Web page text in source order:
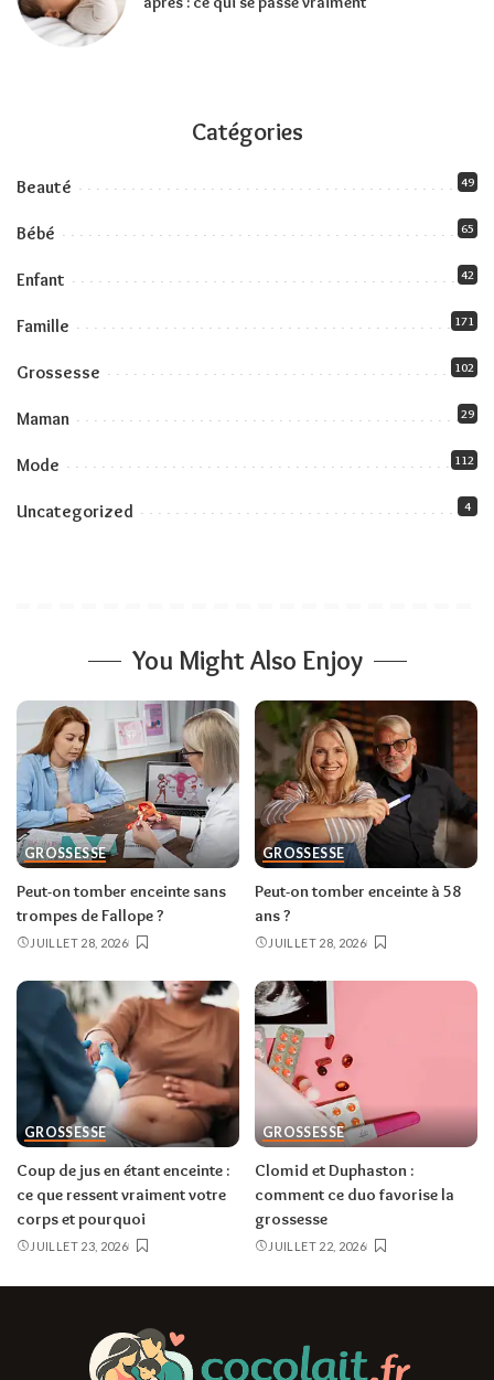
Catégories
Beauté 49
Bébé 65
Enfant 42
Famille 171
Grossesse 102
Maman 29
Mode 112
Uncategorized 4
You Might Also Enjoy
GROSSESSE
Peut-on tomber enceinte sans
trompes de Fallope ?
JUILLET 28, 2026
GROSSESSE
Peut-on tomber enceinte à 58
ans ?
JUILLET 28, 2026
GROSSESSE
Coup de jus en étant enceinte :
ce que ressent vraiment votre
corps et pourquoi
JUILLET 23, 2026
GROSSESSE
Clomid et Duphaston :
comment ce duo favorise la
grossesse
JUILLET 22, 2026